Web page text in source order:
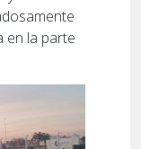
en la parte